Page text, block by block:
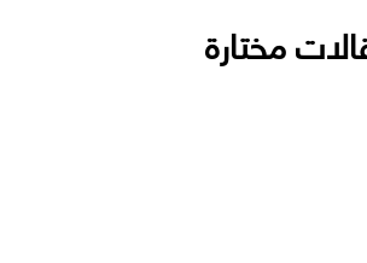
مختارة